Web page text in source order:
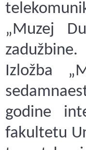
„Muzej
zadužbine.
Izložba
godine
fakultetu